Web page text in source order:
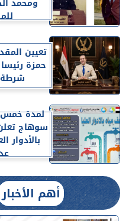
ومحمد
تعيين
حمزة
لمدة خمس
سوهاج
بالأدوار
أهم الأخبار